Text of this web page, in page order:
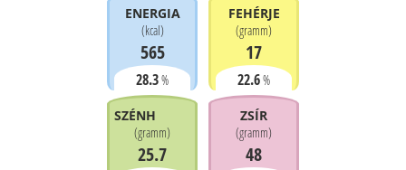
ENERGIA
(kcal)
565
28.3%
FEHÉRJE
(gramm)
17
22.6%
SZÉNHIDRÁT
(gramm)
25.7
ZSÍR
(gramm)
48